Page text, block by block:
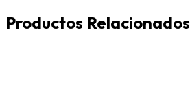
Productos Relacionados